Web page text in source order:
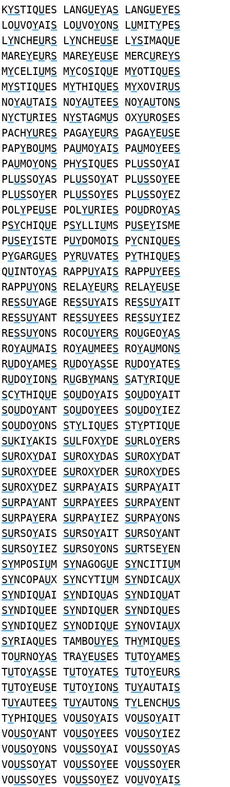
KYSTIQUES LANGUEYAS LANGUEYES
LOUVOYAIS LOUVOYONS LUMITYPES
LYNCHEURS LYNCHEUSE LYSIMAQUE
MAREYEURS MAREYEUSE MERCUREYS
MYCELIUMS MYCOSIQUE MYOTIQUES
MYSTIQUES MYTHIQUES MYXOVIRUS
NOYAUTAIS NOYAUTEES NOYAUTONS
NYCTURIES NYSTAGMUS OXYUROSES
PACHYURES PAGAYEURS PAGAYEUSE
PAPYBOUMS PAUMOYAIS PAUMOYEES
PAUMOYONS PHYSIQUES PLUSSOYAI
PLUSSOYAS PLUSSOYAT PLUSSOYEE
PLUSSOYER PLUSSOYES PLUSSOYEZ
POLYPEUSE POLYURIES POUDROYAS
PSYCHIQUE PSYLLIUMS PUSEYISME
PUSEYISTE PUYDOMOIS PYCNIQUES
PYGARGUES PYRUVATES PYTHIQUES
QUINTOYAS RAPPUYAIS RAPPUYEES
RAPPUYONS RELAYEURS RELAYEUSE
RESSUYAGE RESSUYAIS RESSUYAIT
RESSUYANT RESSUYEES RESSUYIEZ
RESSUYONS ROCOUYERS ROUGEOYAS
ROYAUMAIS ROYAUMEES ROYAUMONS
RUDOYAMES RUDOYASSE RUDOYATES
RUDOYIONS RUGBYMANS SATYRIQUE
SCYTHIQUE SOUDOYAIS SOUDOYAIT
SOUDOYANT SOUDOYEES SOUDOYIEZ
SOUDOYONS STYLIQUES STYPTIQUE
SUKIYAKIS SULFOXYDE SURLOYERS
SUROXYDAI SUROXYDAS SUROXYDAT
SUROXYDEE SUROXYDER SUROXYDES
SUROXYDEZ SURPAYAIS SURPAYAIT
SURPAYANT SURPAYEES SURPAYENT
SURPAYERA SURPAYIEZ SURPAYONS
SURSOYAIS SURSOYAIT SURSOYANT
SURSOYIEZ SURSOYONS SURTSEYEN
SYMPOSIUM SYNAGOGUE SYNCITIUM
SYNCOPAUX SYNCYTIUM SYNDICAUX
SYNDIQUAI SYNDIQUAS SYNDIQUAT
SYNDIQUEE SYNDIQUER SYNDIQUES
SYNDIQUEZ SYNODIQUE SYNOVIAUX
SYRIAQUES TAMBOUYES THYMIQUES
TOURNOYAS TRAYEUSES TUTOYAMES
TUTOYASSE TUTOYATES TUTOYEURS
TUTOYEUSE TUTOYIONS TUYAUTAIS
TUYAUTEES TUYAUTONS TYLENCHUS
TYPHIQUES VOUSOYAIS VOUSOYAIT
VOUSOYANT VOUSOYEES VOUSOYIEZ
VOUSOYONS VOUSSOYAI VOUSSOYAS
VOUSSOYAT VOUSSOYEE VOUSSOYER
VOUSSOYES VOUSSOYEZ VOUVOYAIS